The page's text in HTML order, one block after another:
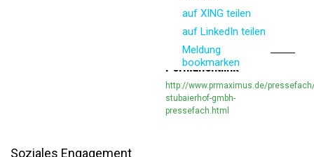
auf XING teilen
auf LinkedIn teilen
Meldung
bookmarken
Permanentlink
http://www.prmaximus.de/
stubaierhof-gmbh-
pressefach.html
Soziales Engagement